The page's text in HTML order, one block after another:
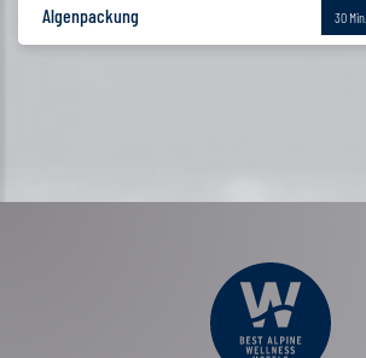
Algenpackung 30 Min.